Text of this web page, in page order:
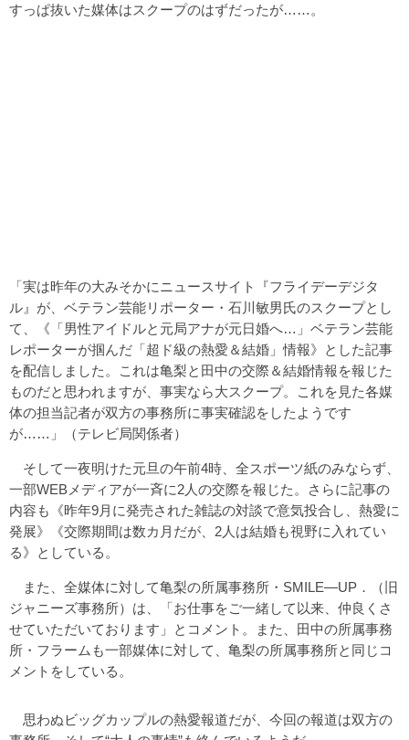
すっぱ抜いた媒体はスクープのはずだったが……。
「実は昨年の大みそかにニュースサイト『フライデーデジタ
ル』が、ベテラン芸能リポーター・石川敏男氏のスクープとし
て、《「男性アイドルと元局アナが元日婚へ…」ベテラン芸能
レポーターが掴んだ「超ド級の熱愛＆結婚」情報》とした記事
を配信しました。これは亀梨と田中の交際＆結婚情報を報じた
ものだと思われますが、事実なら大スクープ。これを見た各媒
体の担当記者が双方の事務所に事実確認をしたようです
が……」（テレビ局関係者）
そして一夜明けた元旦の午前4時、全スポーツ紙のみならず、
一部WEBメディアが一斉に2人の交際を報じた。さらに記事の
内容も《昨年9月に発売された雑誌の対談で意気投合し、熱愛に
発展》《交際期間は数カ月だが、2人は結婚も視野に入れてい
る》としている。
また、全媒体に対して亀梨の所属事務所・SMILE―UP．（旧
ジャニーズ事務所）は、「お仕事をご一緒して以来、仲良くさ
せていただいております」とコメント。また、田中の所属事務
所・フラームも一部媒体に対して、亀梨の所属事務所と同じコ
メントをしている。
思わぬビッグカップルの熱愛報道だが、今回の報道は双方の